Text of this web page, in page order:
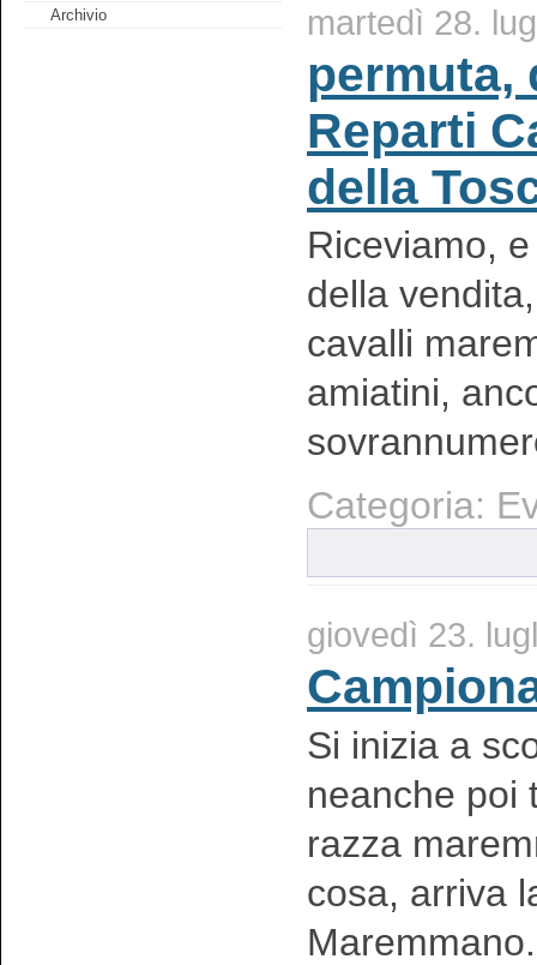
Archivio
martedì 28.
permuta,
Reparti
della
Riceviamo,
della
cavalli
amiatini,
Categoria:
giovedì 23.
Si inizia a
neanche poi
razza
cosa, arriva